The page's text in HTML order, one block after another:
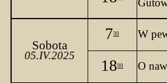
Sobota
05.IV.2025
730 W
1800 O